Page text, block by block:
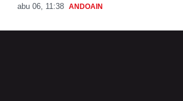
abu 06, 11:38 ANDOAIN